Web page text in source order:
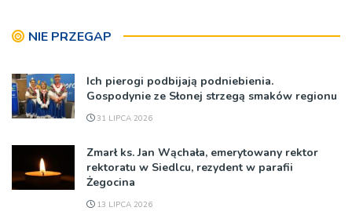
NIE PRZEGAP
Ich pierogi podbijają podniebienia.
Gospodynie ze Słonej strzegą smaków regionu
31 LIPCA 2026
Zmarł ks. Jan Wąchała, emerytowany rektor
rektoratu w Siedlcu, rezydent w parafii
Żegocina
13 LIPCA 2026